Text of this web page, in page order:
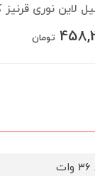
لاین نوری قرنیز
تومان